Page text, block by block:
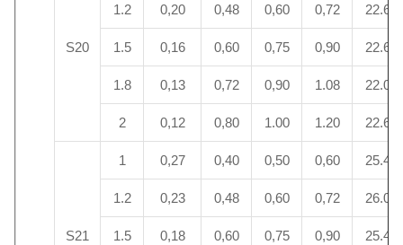
S20
1.2 0,20 0,48 0,60 0,72 22.6
1.5 0,16 0,60 0,75 0,90 22.6
1.8 0,13 0,72 0,90 1.08 22.0
2 0,12 0,80 1.00 1.20 22.6
S21
1 0,27 0,40 0,50 0,60 25.4
1.2 0,23 0,48 0,60 0,72 26.0
1.5 0,18 0,60 0,75 0,90 25.4